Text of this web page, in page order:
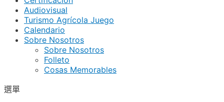
Audiovisual
Turismo Agrícola Juego
Calendario
Sobre Nosotros
Sobre Nosotros
Folleto
Cosas Memorables
選單